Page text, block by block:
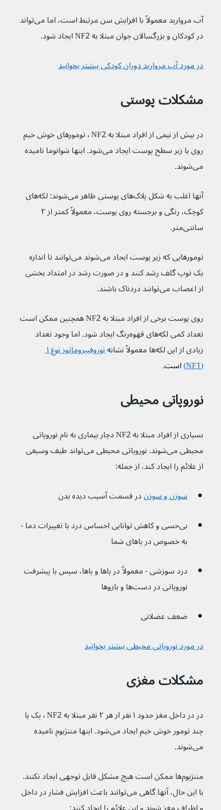
آب مروارید معمولاً با افزایش سن مرتبط است، اما می‌تواند
در کودکان و بزرگسالان جوان مبتلا به NF2 ایجاد شود.
در مورد آب مروارید دوران کودکی بیشتر بخوانید
مشکلات پوستی
در بیش از نیمی از افراد مبتلا به NF2 ٬ تومورهای خوش خیم
روی یا زیر سطح پوست ایجاد می‌شود. اینها شوانوما نامیده
می‌شوند.
آنها اغلب به شکل پلاک‌های پوستی ظاهر می‌شوند: لکه‌های
سانتی‌متر.
تومورهایی که زیر پوست ایجاد می‌شوند می‌توانند تا اندازه
یک توپ گلف رشد کنند و در صورت رشد در امتداد بخشی
از اعصاب می‌توانند دردناک باشند.
روی پوست برخی از افراد مبتلا به NF2 همچنین ممکن است
تعداد کمی لکه‌های قهوه‌رنگ ایجاد شود. اما وجود تعداد
زیادی از این لکه‌ها معمولاً نشانه
نوروفیبروماتوز نوع ۱
(NF1)
است.
نوروپاتی محیطی
بسیاری از افراد مبتلا به NF2 دچار بیماری به نام نوروپاتی
محیطی می‌شوند. نوروپاتی محیطی می‌تواند طیف وسیعی
از علائم را ایجاد کند، از جمله:
سوزن و سوزندر قسمت آسیب دیده بدن
بی‌حسی و کاهش توانایی احساس درد یا تغییرات دما -
به خصوص در پاهای شما
درد سوزشی - معمولاً در پاها و پاها، سپس با پیشرفت
نوروپاتی در دست‌ها و بازوها
ضعف عضلانی
در مورد نوروپاتی محیطی بیشتر بخوانید
مشکلات مغزی
در در داخل مغز حدود ۱ نفر از هر ۲ نفر مبتلا به NF2 ٬ یک یا
چند تومور خوش خیم ایجاد می‌شود. اینها مننژیوم نامیده
می‌شوند.
مننژیوم‌ها ممکن است هیچ مشکل قابل توجهی ایجاد نکنند.
با این حال، آنها گاهی می‌توانند باعث افزایش فشار در داخل